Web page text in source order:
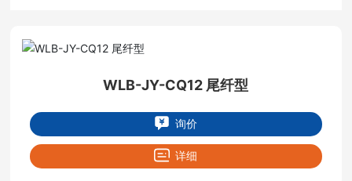
WLB-JY-CQ12 尾纤型
询价
详细